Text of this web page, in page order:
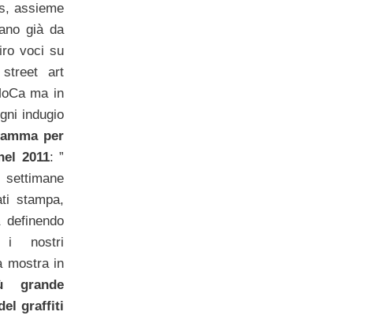
assieme
già da
voci su
art
ma in
indugio
per
2011: ”
stampa,
i nostri
mostra in
grande
graffiti